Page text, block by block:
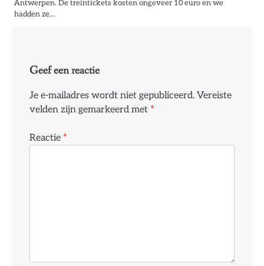
Antwerpen. De treintickets kosten ongeveer 10 euro en we
hadden ze…
Geef een reactie
Je e-mailadres wordt niet gepubliceerd. Vereiste
velden zijn gemarkeerd met *
Reactie *